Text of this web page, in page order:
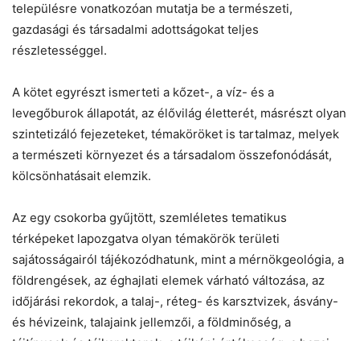
településre vonatkozóan mutatja be a természeti,
gazdasági és társadalmi adottságokat teljes
részletességgel.
A kötet egyrészt ismerteti a kőzet-, a víz- és a
levegőburok állapotát, az élővilág életterét, másrészt olyan
szintetizáló fejezeteket, témaköröket is tartalmaz, melyek
a természeti környezet és a társadalom összefonódását,
kölcsönhatásait elemzik.
Az egy csokorba gyűjtött, szemléletes tematikus
térképeket lapozgatva olyan témakörök területi
sajátosságairól tájékozódhatunk, mint a mérnökgeológia, a
földrengések, az éghajlati elemek várható változása, az
időjárási rekordok, a talaj-, réteg- és karsztvizek, ásvány-
és hévizeink, talajaink jellemzői, a földminőség, a